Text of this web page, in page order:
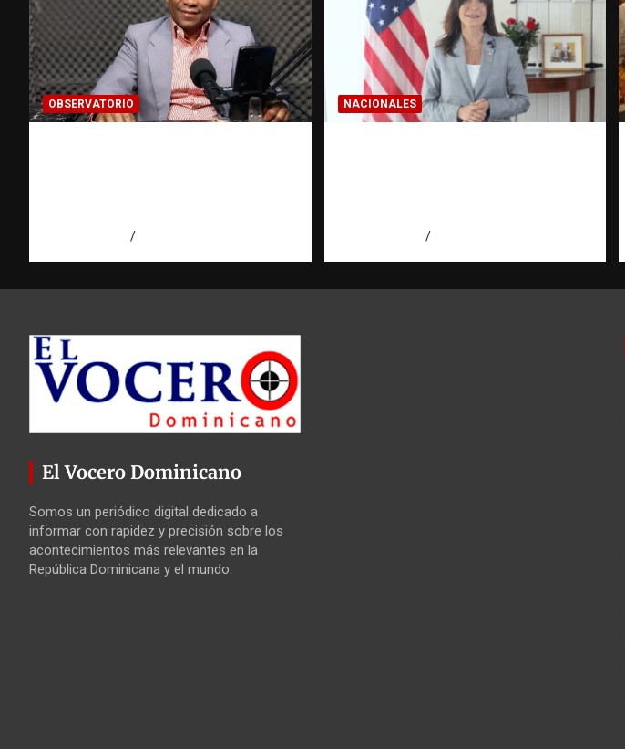
OBSERVATORIO NACIONALES
El Vocero Dominicano
Somos un periódico digital dedicado a
informar con rapidez y precisión sobre los
acontecimientos más relevantes en la
República Dominicana y el mundo.